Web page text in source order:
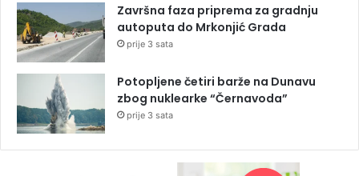
Završna faza priprema za gradnju
autoputa do Mrkonjić Grada
prije 3 sata
Potopljene četiri barže na Dunavu
zbog nuklearke “Černavoda”
prije 3 sata